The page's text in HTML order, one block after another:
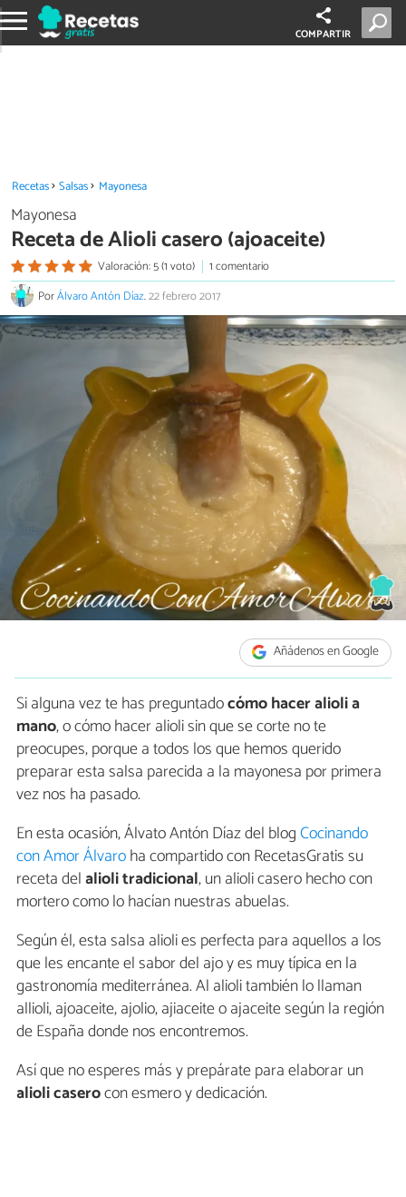
COMPARTIR
Recetas Salsas Mayonesa
Mayonesa
Receta de Alioli casero (ajoaceite)
Valoración: 5 (1 voto)
1 comentario
PorÁlvaro Antón Díaz.22 febrero 2017
Añádenos en Google
Si alguna vez te has preguntadocómo hacer alioli a
mano, o cómo hacer alioli sin que se corte no te
preocupes, porque a todos los que hemos querido
preparar esta salsa parecida a la mayonesa por primera
vez nos ha pasado.
En esta ocasión, Álvato Antón Díaz del blogCocinando
con Amor Álvaroha compartido con RecetasGratis su
receta delalioli tradicional, un alioli casero hecho con
mortero como lo hacían nuestras abuelas.
Según él, esta salsa alioli es perfecta para aquellos a los
que les encante el sabor del ajo y es muy típica en la
gastronomía mediterránea. Al alioli también lo llaman
allioli, ajoaceite, ajolio, ajiaceite o ajaceite según la región
de España donde nos encontremos.
Así que no esperes más y prepárate para elaborar un
alioli caserocon esmero y dedicación.